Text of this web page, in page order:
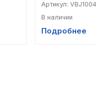
Артикул: VBJ1004
В наличии
Подробнее